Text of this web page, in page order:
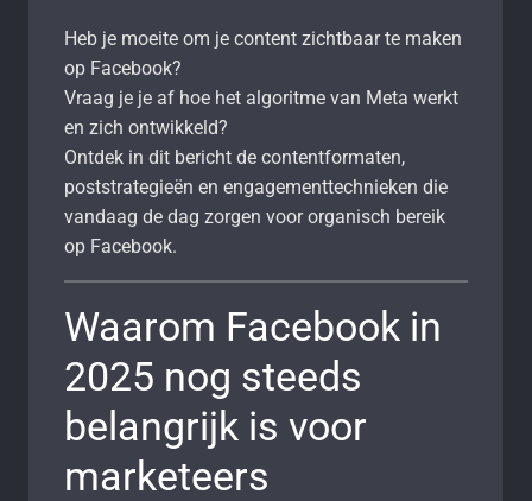
Heb je moeite om je content zichtbaar te maken
op Facebook?
Vraag je je af hoe het algoritme van Meta werkt
en zich ontwikkeld?
Ontdek in dit bericht de contentformaten,
poststrategieën en engagementtechnieken die
vandaag de dag zorgen voor organisch bereik
op Facebook.
Waarom Facebook in
2025 nog steeds
belangrijk is voor
marketeers